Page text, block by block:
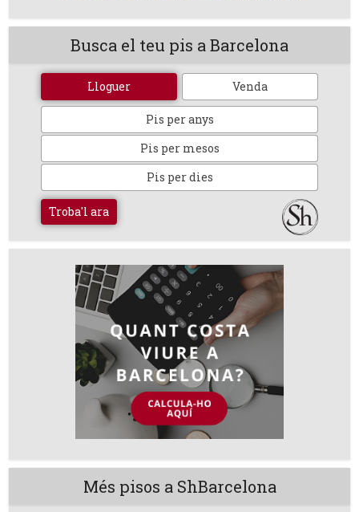
Busca el teu pis a Barcelona
Lloguer Venda
Pis per anys
Pis per mesos
Pis per dies
Troba'l ara
Més pisos a ShBarcelona